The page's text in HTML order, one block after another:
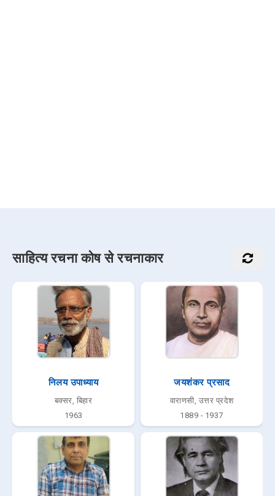
साहित्य रचना कोष से रचनाकार
निलय उपाध्याय
बक्सर, बिहार
1963
जयशंकर प्रसाद
वाराणसी, उत्तर प्रदेश
1889 - 1937